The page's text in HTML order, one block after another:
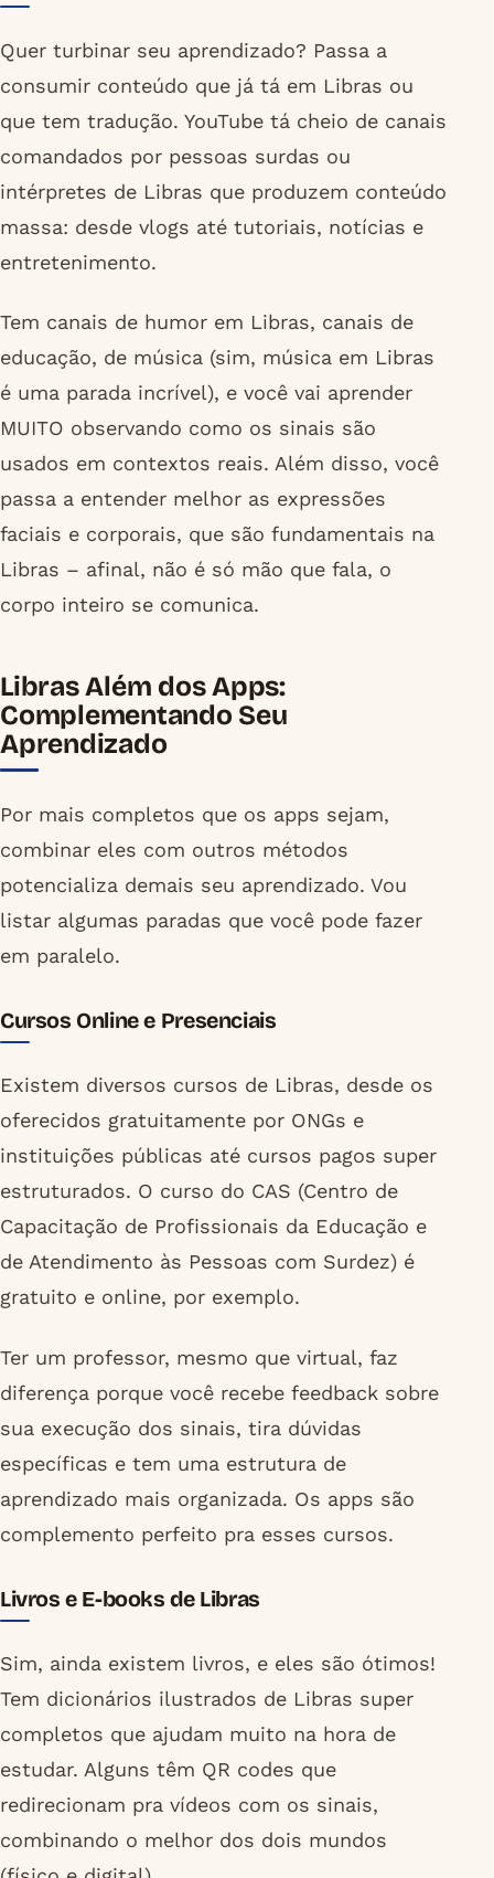
Quer turbinar seu aprendizado? Passa a
consumir conteúdo que já tá em Libras ou
que tem tradução. YouTube tá cheio de canais
comandados por pessoas surdas ou
intérpretes de Libras que produzem conteúdo
massa: desde vlogs até tutoriais, notícias e
entretenimento.
Tem canais de humor em Libras, canais de
educação, de música (sim, música em Libras
é uma parada incrível), e você vai aprender
MUITO observando como os sinais são
usados em contextos reais. Além disso, você
passa a entender melhor as expressões
faciais e corporais, que são fundamentais na
Libras – afinal, não é só mão que fala, o
corpo inteiro se comunica.
Libras Além dos Apps:
Complementando Seu
Aprendizado
Por mais completos que os apps sejam,
combinar eles com outros métodos
potencializa demais seu aprendizado. Vou
listar algumas paradas que você pode fazer
em paralelo.
Cursos Online e Presenciais
Existem diversos cursos de Libras, desde os
oferecidos gratuitamente por ONGs e
instituições públicas até cursos pagos super
estruturados. O curso do CAS (Centro de
Capacitação de Profissionais da Educação e
de Atendimento às Pessoas com Surdez) é
gratuito e online, por exemplo.
Ter um professor, mesmo que virtual, faz
diferença porque você recebe feedback sobre
sua execução dos sinais, tira dúvidas
específicas e tem uma estrutura de
aprendizado mais organizada. Os apps são
complemento perfeito pra esses cursos.
Livros e E-books de Libras
Sim, ainda existem livros, e eles são ótimos!
Tem dicionários ilustrados de Libras super
completos que ajudam muito na hora de
estudar. Alguns têm QR codes que
redirecionam pra vídeos com os sinais,
combinando o melhor dos dois mundos